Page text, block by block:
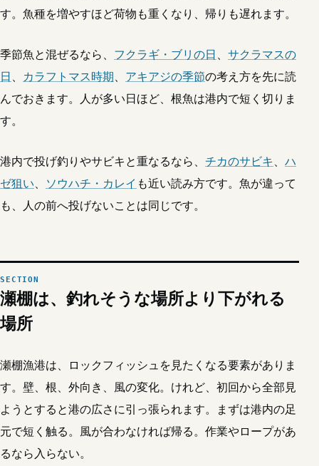
す。魚種を増やすほど荷物も重くなり、帰りも遅れます。
季節魚と混ぜるなら、 フクラギ・ブリの日、 サクラマスの
日、 カラフトマス時期、 アキアジの季節の考え方を先に読
んでおきます。人が多い日ほど、根魚は港内で短く切りま
す。
港内で投げ釣りやサビキと重なるなら、 チカのサビキ、 ハ
ゼ狙い、 ソウハチ・カレイ も近い読み方です。魚が違って
も、人の前へ投げないことは同じです。
瀬棚は、釣れそうな場所より下がれる
場所
瀬棚漁港は、ロックフィッシュを見たくなる要素がありま
す。壁、根、外向き、風の変化。けれど、初回から全部見
ようとすると港の広さに引っ張られます。まずは港内の足
元で短く触る。風が合わなければ帰る。作業やロープがあ
るなら入らない。